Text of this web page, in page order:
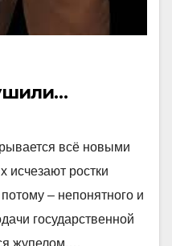
всё новыми
исчезают ростки
– непонятного и
государственной
жупелом,…